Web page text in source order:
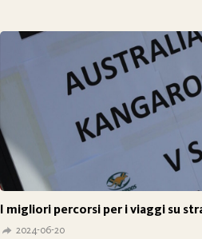
I migliori percorsi per i viaggi su
2024-06-20